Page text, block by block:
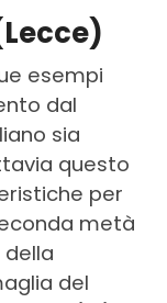
esempi
dal
sia
questo
per
metà
del